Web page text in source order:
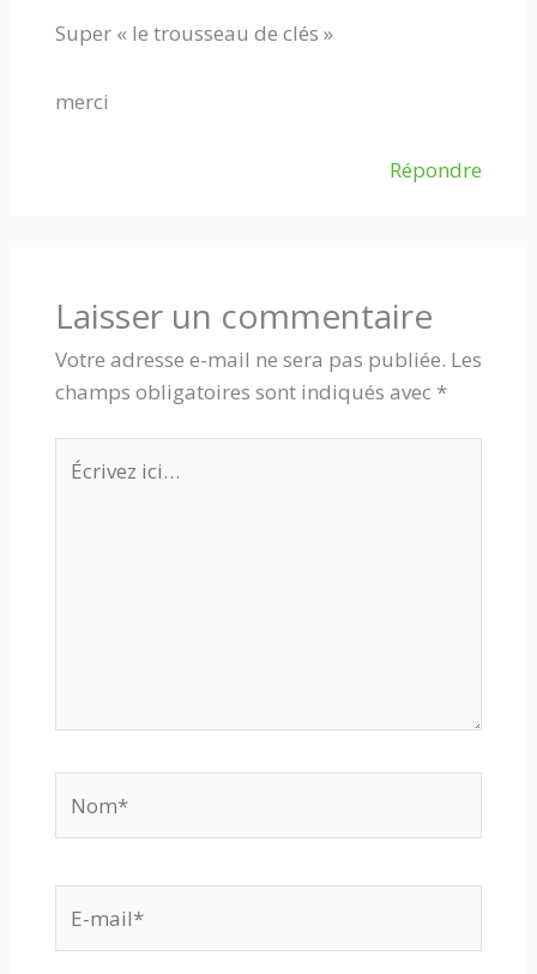
Super « le trousseau de clés »
merci
Répondre
Laisser un commentaire
Votre adresse e-mail ne sera pas publiée. Les
champs obligatoires sont indiqués avec *
Écrivez
ici…
mail*